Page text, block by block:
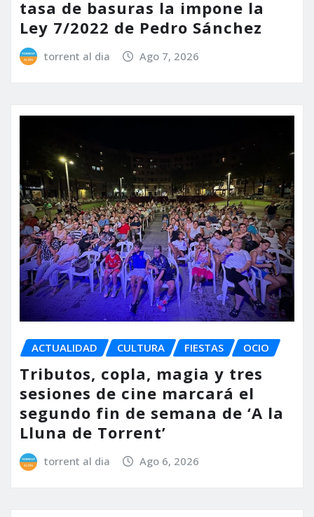
tasa de basuras la impone la
Ley 7/2022 de Pedro Sánchez
torrent al dia Ago 7, 2026
ACTUALIDAD CULTURA FIESTAS OCIO
Tributos, copla, magia y tres
sesiones de cine marcará el
segundo fin de semana de ‘A la
Lluna de Torrent’
torrent al dia Ago 6, 2026